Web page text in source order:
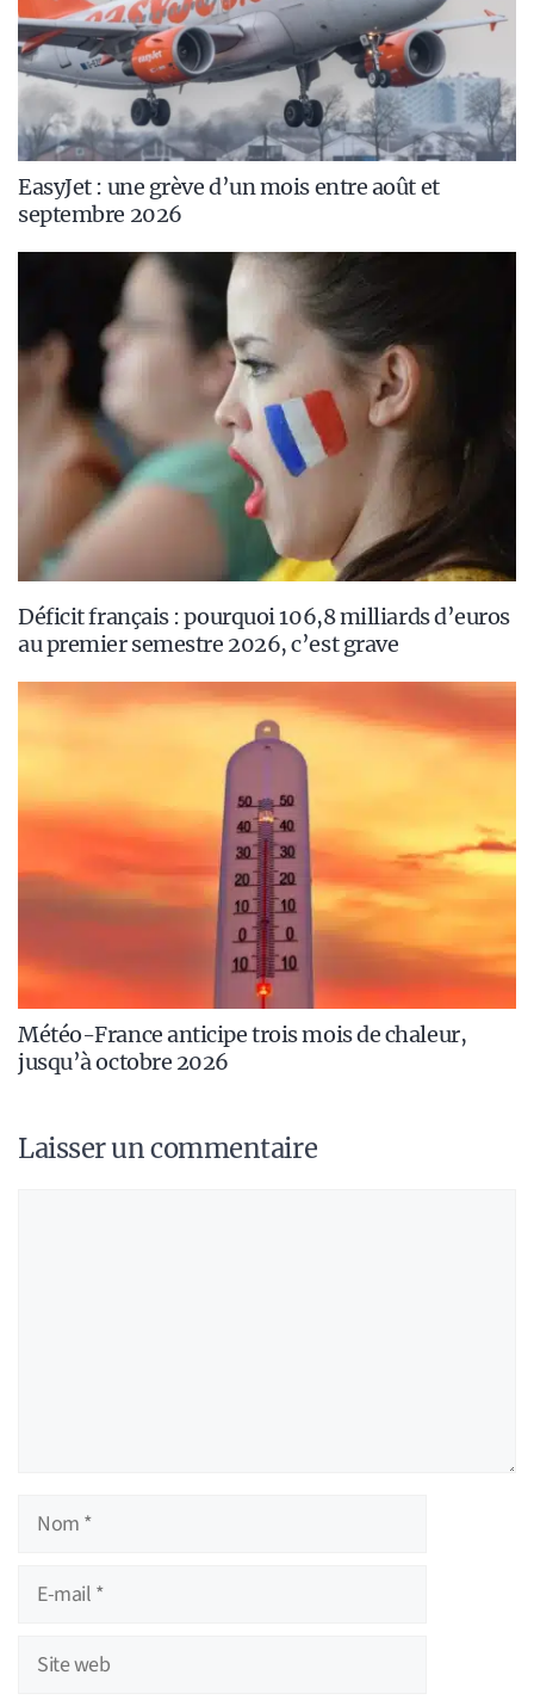
EasyJet : une grève d’un mois entre août et
septembre 2026
Déficit français : pourquoi 106,8 milliards d’euros
au premier semestre 2026, c’est grave
Météo-France anticipe trois mois de chaleur,
jusqu’à octobre 2026
Laisser un commentaire
Nom
Site